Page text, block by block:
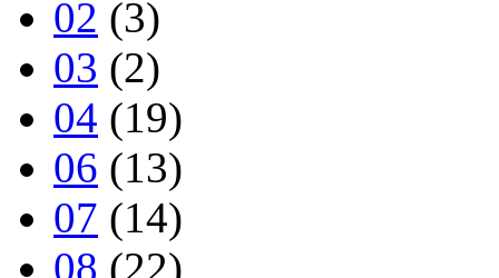
02 (3)
03 (2)
04 (19)
06 (13)
07 (14)
08 (22)